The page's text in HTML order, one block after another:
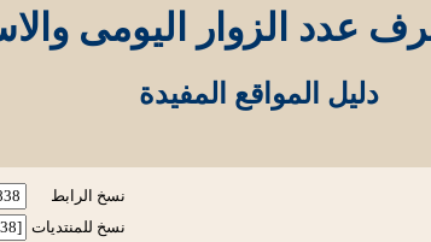
عدد الزوار اليومى
دليل المواقع المفيدة
نسخ الرابط
نسخ للمنتديات